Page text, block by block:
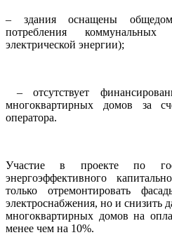
– здания оснащены
потребления
электрической энергии);
– отсутствует
многоквартирных домов за
оператора.
Участие в проекте по
энергоэффективного
только отремонтировать
электроснабжения, но и снизить
многоквартирных домов на
менее чем на 10%.